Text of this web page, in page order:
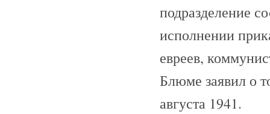
подразделение
исполнении
евреев,
Блюме заявил о
августа 1941.